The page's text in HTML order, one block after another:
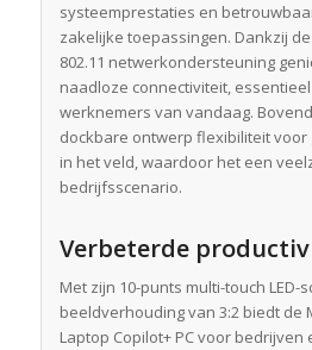
systeemprestaties en
zakelijke toepassingen. Dankzij de
802.11 netwerkondersteuning
naadloze connectiviteit,
werknemers van vandaag.
dockbare ontwerp flexibiliteit
in het veld, waardoor het een
bedrijfsscenario.
Verbeterde
Met zijn 10-punts multi-touch LED-
beeldverhouding van 3:2 biedt de
Laptop Copilot+ PC voor